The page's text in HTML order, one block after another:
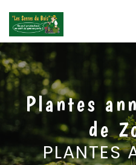
Plantes
de
PLANTES